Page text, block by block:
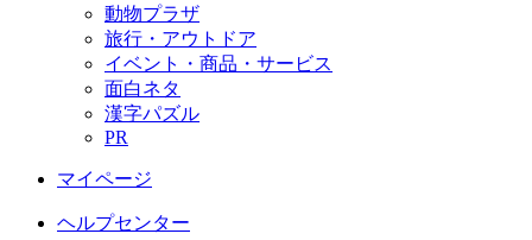
動物プラザ
旅行・アウトドア
イベント・商品・サービス
面白ネタ
漢字パズル
PR
マイページ
ヘルプセンター